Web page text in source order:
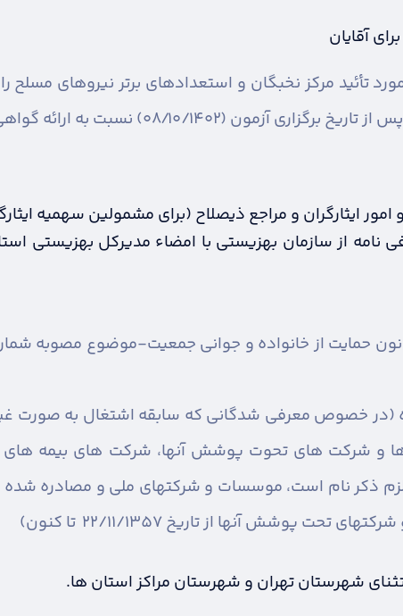
آقایان
تأئید مرکز نخبگان و استعدادهای برتر نیروهای مسلح
آموزش نظامی خود را طی نموده اند، می بایست حداکثر تا ۱۲ ماه پس از
ایثارگران و مراجع ذیصلاح (برای مشمولین سهمیه
نامه از سازمان بهزیستی با امضاء مدیرکل بهزیستی
(در خصوص معرفی شدگانی که سابقه اشتغال به صورت
و شرکت های تحوت پوشش آنها، شرکت های بیمه های
ذکر نام است، موسسات و شرکتهای ملی و مصادره شده
آنها از تاریخ 22/11/1357 تا کنون)
شهرستان تهران و شهرستان مراکز استان ها.